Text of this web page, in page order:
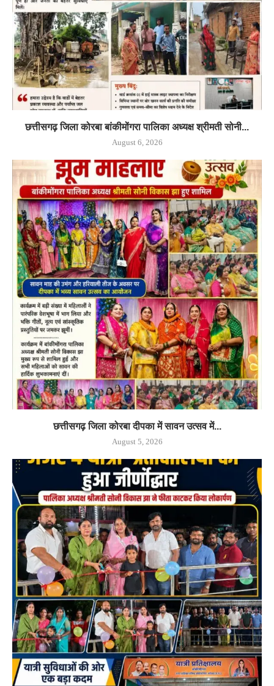
छत्तीसगढ़ जिला कोरबा बांकीमोंगरा पालिका अध्यक्ष श्रीमती सोनी...
August 6, 2026
छत्तीसगढ़ जिला कोरबा दीपका में सावन उत्सव में...
August 5, 2026